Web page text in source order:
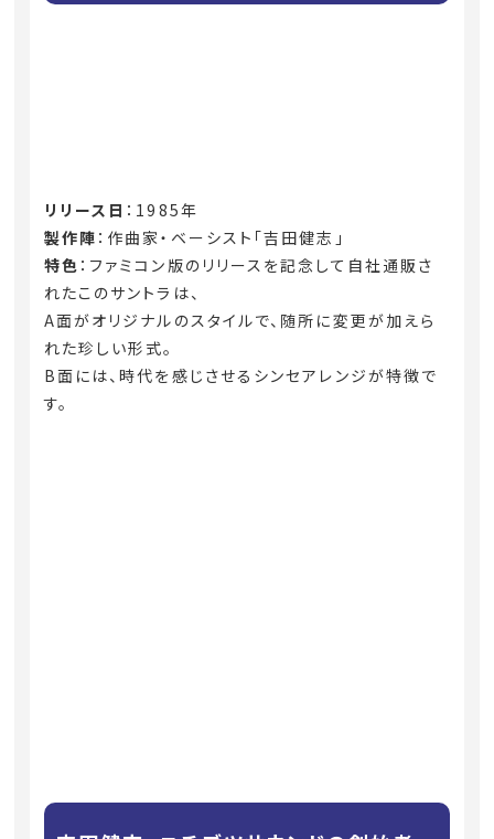
リリース日 ：1985年
製作陣 ：作曲家・ベーシスト「吉田健志」
特色 ：ファミコン版のリリースを記念して自社通販さ
れたこのサントラは、
A面がオリジナルのスタイルで、随所に変更が加えら
れた珍しい形式。
B面には、時代を感じさせるシンセアレンジが特徴で
す。